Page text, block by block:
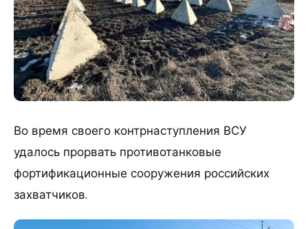
Во время своего контрнаступления ВСУ
удалось прорвать противотанковые
фортификационные сооружения российских
захватчиков.